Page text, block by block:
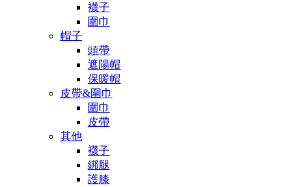
襪子
圍巾
帽子
頭帶
遮陽帽
保暖帽
皮帶&圍巾
圍巾
皮帶
其他
襪子
綁腿
護膝